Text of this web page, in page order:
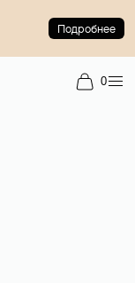
Подробнее
0